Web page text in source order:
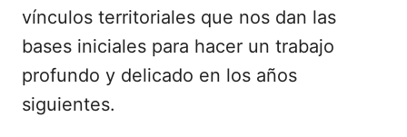
vínculos territoriales que nos dan las
bases iniciales para hacer un trabajo
profundo y delicado en los años
siguientes.